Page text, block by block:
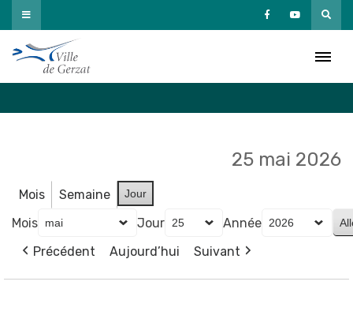
Passer
au
contenu
25 mai 2026
Mois Semaine Jour
Mois Jour
Année
Précédent
Aujourd’hui Suivant